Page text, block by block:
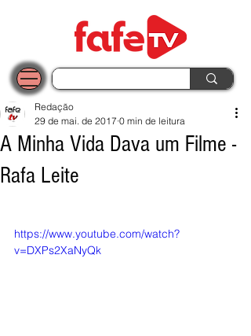
A Minha Vida Dava um Filme -
Rafa Leite
Redação
29 de mai. de 2017 0 min de leitura
https://www.youtube.com/watch?
v=DXPs2XaNyQk